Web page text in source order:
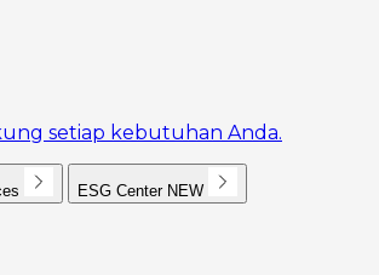
setiap kebutuhan Anda.
ESG Center NEW